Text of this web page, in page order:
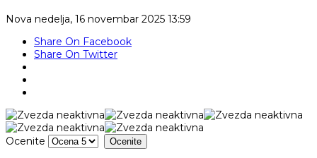
Nova nedelja, 16 novembar 2025 13:59
Share On Facebook
Share On Twitter
Ocenite